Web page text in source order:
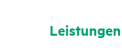
Leis­tungen